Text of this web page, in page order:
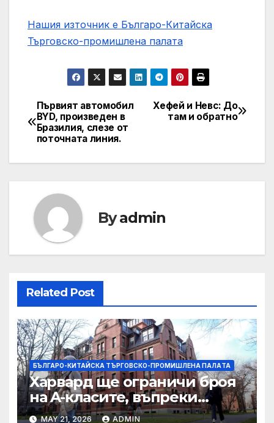
Нашия източник е Българо-Китайска
Търговско-промишлена палaта
Post
navigation
Хефей и Невс: До
там и обратно
Първият автомобил
BYD, произведен в
Бразилия, слезе от
поточната линия.
Byadmin
Related Post
БЪЛГАРО-КИТАЙСКА ТЪРГОВСКО-ПРОМИШЛЕНА ПАЛAТА
Харвард ще ограничи броя
на A-класите, въпреки
силната съпротива на
MAY 21, 2026 ADMIN